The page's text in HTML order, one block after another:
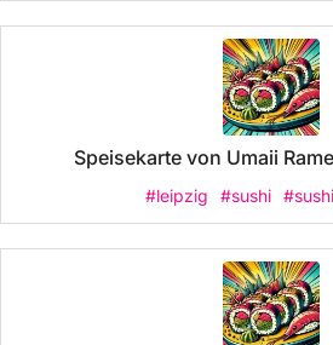
Speisekarte von Umaii
#leipzig #sushi